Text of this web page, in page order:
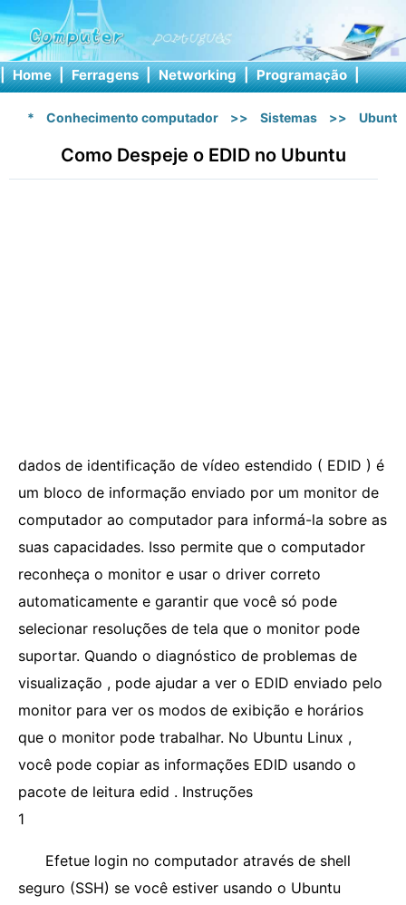
| Home | Ferragens | Networking | Programação |
* Conhecimento computador >> Sistemas >> Ubuntu
Como Despeje o EDID no Ubuntu
dados de identificação de vídeo estendido ( EDID ) é
um bloco de informação enviado por um monitor de
computador ao computador para informá-la sobre as
suas capacidades. Isso permite que o computador
reconheça o monitor e usar o driver correto
automaticamente e garantir que você só pode
selecionar resoluções de tela que o monitor pode
suportar. Quando o diagnóstico de problemas de
visualização , pode ajudar a ver o EDID enviado pelo
monitor para ver os modos de exibição e horários
que o monitor pode trabalhar. No Ubuntu Linux ,
você pode copiar as informações EDID usando o
pacote de leitura edid . Instruções
1
Efetue login no computador através de shell
seguro (SSH) se você estiver usando o Ubuntu